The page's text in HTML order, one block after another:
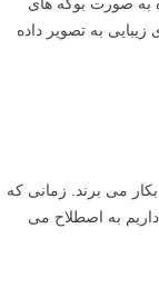
محوتر و هر چه
بابونه می نشستند
آنکه بوکه نرم تر و زیبا
که در تصویر